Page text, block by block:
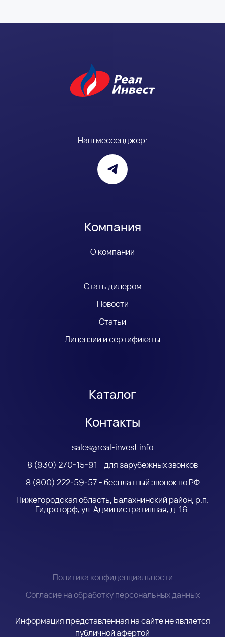
Наш мессенджер:
Компания
О компании
Стать дилером
Новости
Статьи
Лицензии и сертификаты
Каталог
Контакты
sales@real-invest.info
8 (930) 270-15-91 - для зарубежных звонков
8 (800) 222-59-57 - бесплатный звонок по РФ
Нижегородская область, Балахнинский район, р.п.
Гидроторф, ул. Административная, д. 16.
Политика конфиденциальности
Согласие на обработку персональных данных
Информация представленная на сайте не является
публичной афертой